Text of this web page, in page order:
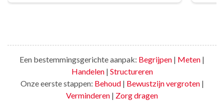
Een bestemmingsgerichte aanpak: Begrijpen | Meten |
Handelen| Structureren
Onze eerste stappen: Behoud| Bewustzijn vergroten|
Verminderen | Zorg dragen